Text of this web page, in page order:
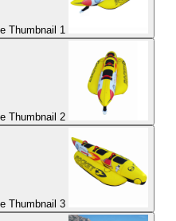
Spinera Rocket 3 Personen Fun Tube Thumbnail 1
Spinera Rocket 3 Personen Fun Tube Thumbnail 2
Spinera Rocket 3 Personen Fun Tube Thumbnail 3